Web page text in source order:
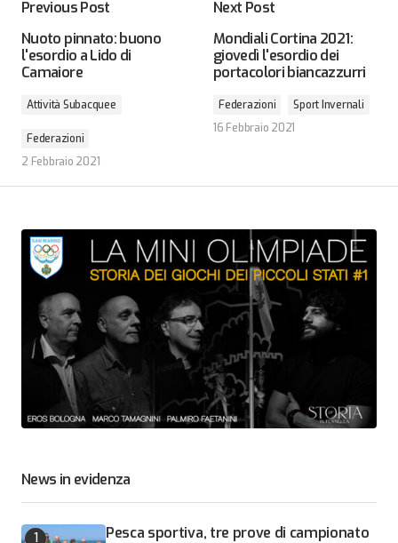
Previous Post
Nuoto pinnato: buono
l'esordio a Lido di
Camaiore
Attività Subacquee
Federazioni
2 Febbraio 2021
Next Post
Mondiali Cortina 2021:
giovedì l'esordio dei
portacolori biancazzurri
Federazioni
Sport Invernali
16 Febbraio 2021
News in evidenza
Pesca sportiva, tre prove di campionato